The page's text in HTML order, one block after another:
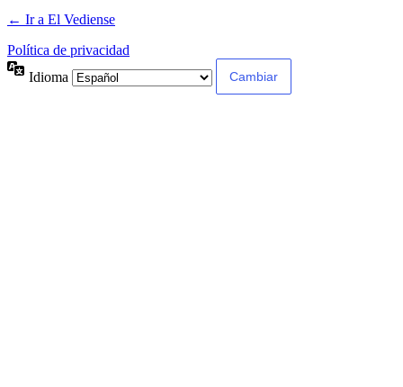
← Ir a El Vediense
Política de privacidad
Idioma